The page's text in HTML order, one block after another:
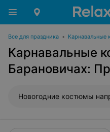
Все для праздника • Карнавальные
Карнавальные
Барановичах:
Новогодние костюмы